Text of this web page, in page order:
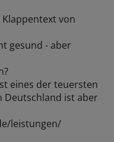
von
gesund - aber
eines der teuersten
Deutschland ist aber
leistungen/